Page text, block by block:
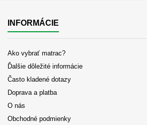
INFORMÁCIE
Ako vybrať matrac?
Ďalšie dôležité informácie
Často kladené dotazy
Doprava a platba
O nás
Obchodné podmienky